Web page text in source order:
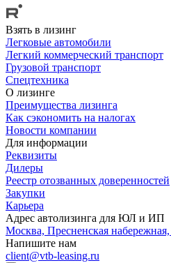
Взять в лизинг
Легковые автомобили
Легкий коммерческий транспорт
Грузовой транспорт
Спецтехника
О лизинге
Преимущества лизинга
Как сэкономить на налогах
Новости компании
Для информации
Реквизиты
Дилеры
Реестр отозванных доверенностей
Закупки
Карьера
Адрес автолизинга для ЮЛ и ИП
Москва, Пресненская
Напишите нам
client@vtb-leasing.ru